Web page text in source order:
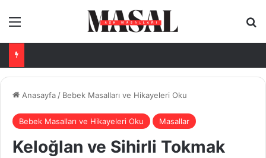
Menü
Anasayfa / Bebek Masalları ve Hikayeleri Oku
Bebek Masalları ve Hikayeleri Oku Masallar
Keloğlan ve Sihirli Tokmak